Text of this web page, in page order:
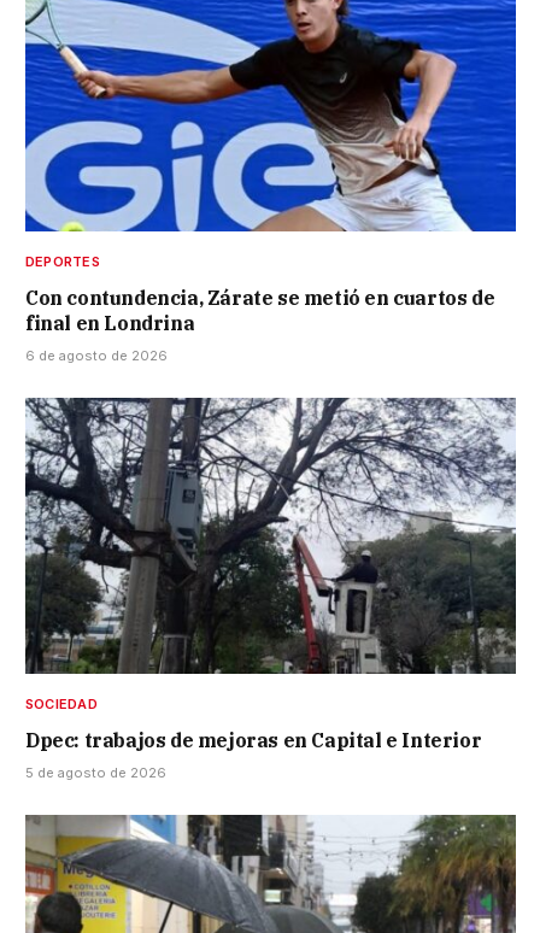
DEPORTES
Con contundencia, Zárate se metió en cuartos de
final en Londrina
6 de agosto de 2026
SOCIEDAD
Dpec: trabajos de mejoras en Capital e Interior
5 de agosto de 2026